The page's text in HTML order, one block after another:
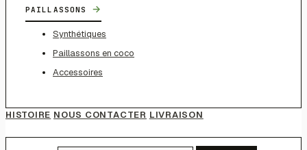
PAILLASSONS →
Synthétiques
Paillassons en coco
Accessoires
HISTOIRE NOUS CONTACTER LIVRAISON